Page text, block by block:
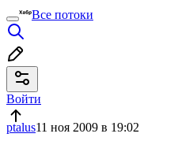
Все потоки
Войти
ptalus11 ноя 2009 в 19:02